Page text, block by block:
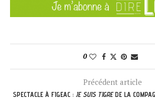
0
Précédent article
SPECTACLE À FIGEAC :JE SUIS TIGREDE LA